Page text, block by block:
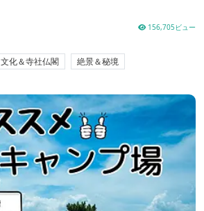
156,705ビュー
文化＆寺社仏閣 絶景＆秘境